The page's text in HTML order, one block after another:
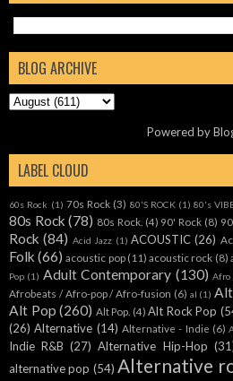
BLOG ARCHIVE
Powered by
LABEL CLOUD
60s Rock (1) 70s Rock (3) 80'S ROCK (1) 80's
80s Rock (78) 80s Rock. (4) 90' Rock (8)
Rock (84) Acid Jazz (1) ACOUSTIC (26)
Folk (66) acoustic pop (11) acoustic rock (8)
Pop (1) Adult Contemporary (130) Afro
Afrobeats / Afro-pop / Afro-fusion (6) al (1)
Alt Pop (260) Alt Pop. (4) Alt Rock Pop
(26) Alternative (14) Alternative - Indie (6)
Indie R&B (27) Alternative Hip-Hop
alternative pop (54) Alternative